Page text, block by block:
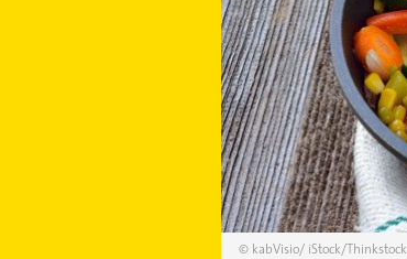
© kabVisio/ iStock/Thinkstock